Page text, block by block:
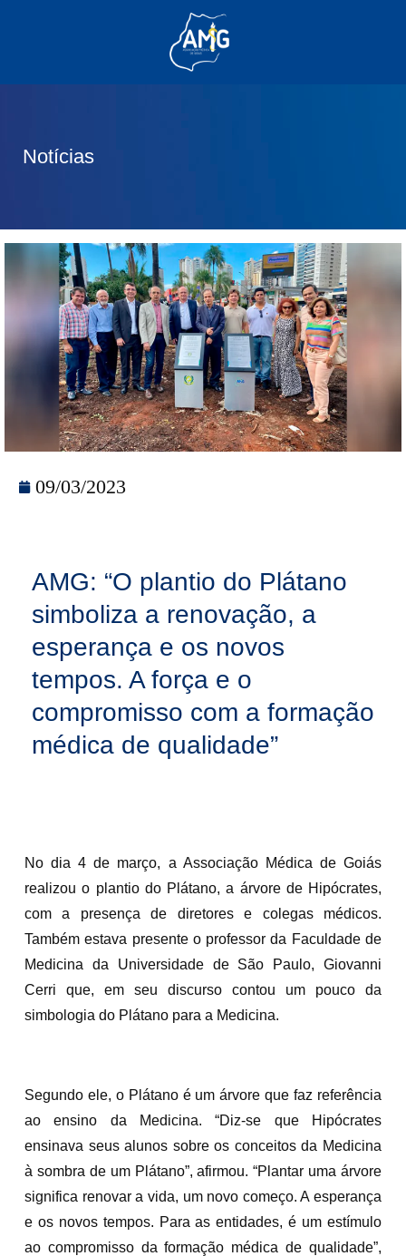
Notícias
09/03/2023
AMG: “O plantio do Plátano
simboliza a renovação, a
esperança e os novos
tempos. A força e o
compromisso com a formação
médica de qualidade”
No dia 4 de março, a Associação Médica de Goiás
realizou o plantio do Plátano, a árvore de Hipócrates,
com a presença de diretores e colegas médicos.
Também estava presente o professor da Faculdade de
Medicina da Universidade de São Paulo, Giovanni
Cerri que, em seu discurso contou um pouco da
simbologia do Plátano para a Medicina.
Segundo ele, o Plátano é um árvore que faz referência
ao ensino da Medicina. “Diz-se que Hipócrates
ensinava seus alunos sobre os conceitos da Medicina
à sombra de um Plátano”, afirmou. “Plantar uma árvore
significa renovar a vida, um novo começo. A esperança
e os novos tempos. Para as entidades, é um estímulo
ao compromisso da formação médica de qualidade”,